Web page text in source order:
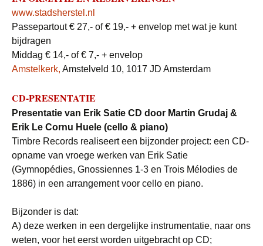
www.stadsherstel.nl
Passepartout € 27,- of € 19,- + envelop met wat je kunt
bijdragen
Middag € 14,- of € 7,- + envelop
Amstelkerk, Amstelveld 10, 1017 JD Amsterdam
CD-PRESENTATIE
Presentatie van Erik Satie CD door Martin Grudaj &
Erik Le Cornu Huele (cello & piano)
Timbre Records realiseert een bijzonder project: een CD-
opname van vroege werken van Erik Satie
(Gymnopédies, Gnossiennes 1-3 en Trois Mélodies de
1886) in een arrangement voor cello en piano.
Bijzonder is dat:
A) deze werken in een dergelijke instrumentatie, naar ons
weten, voor het eerst worden uitgebracht op CD;